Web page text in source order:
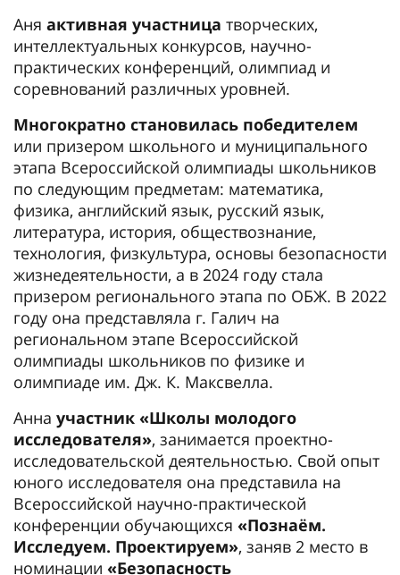
Аня активная участница творческих,
интеллектуальных конкурсов, научно-
практических конференций, олимпиад и
соревнований различных уровней.
Многократно становилась победителем
или призером школьного и муниципального
этапа Всероссийской олимпиады школьников
по следующим предметам: математика,
физика, английский язык, русский язык,
литература, история, обществознание,
технология, физкультура, основы безопасности
жизнедеятельности, а в 2024 году стала
призером регионального этапа по ОБЖ. В 2022
году она представляла г. Галич на
региональном этапе Всероссийской
олимпиады школьников по физике и
олимпиаде им. Дж. К. Максвелла.
Анна участник «Школы молодого
исследователя», занимается проектно-
исследовательской деятельностью. Свой опыт
юного исследователя она представила на
Всероссийской научно-практической
конференции обучающихся «Познаём.
Исследуем. Проектируем», заняв 2 место в
номинации «Безопасность